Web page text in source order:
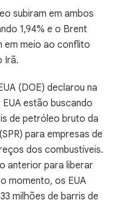
subiram em ambos
1,94% e o Brent
em meio ao conflito
Irã.
(DOE) declarou na
estão buscando
de petróleo bruto da
para empresas de
dos combustíveis.
anterior para liberar
momento, os EUA
milhões de barris de